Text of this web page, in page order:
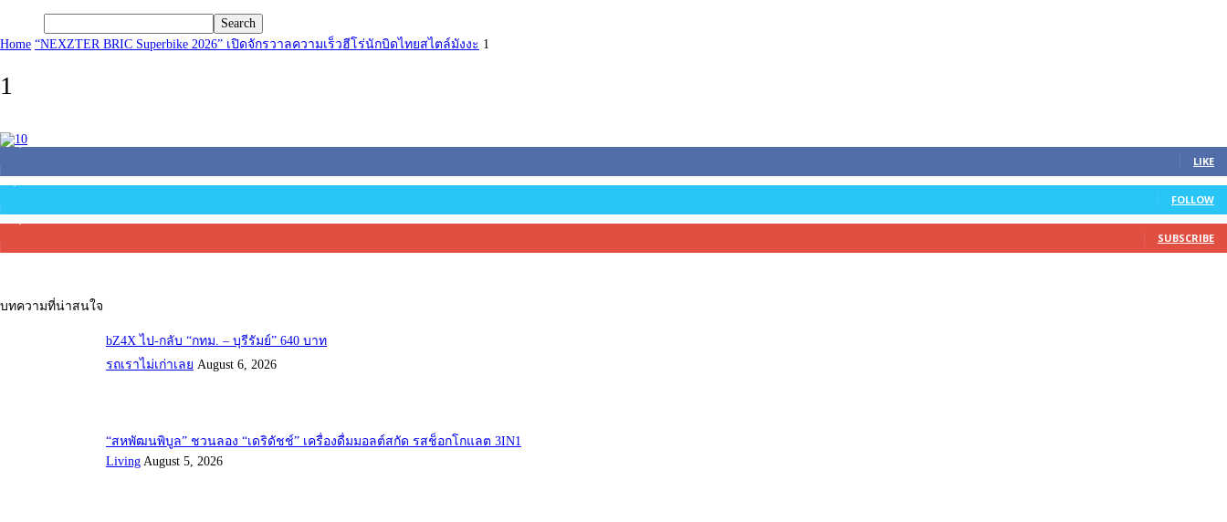
Home “NEXZTER BRIC Superbike 2026” เปิดจักรวาลความเร็วฮีโร่นักบิดไทยสไตล์มังงะ 1
1
45,305
LIKE
2,754 Followers
FOLLOW
27,500 Subscribers
SUBSCRIBE
บทความที่น่าสนใจ
bZ4X ไป-กลับ “กทม. – บุรีรัมย์” 640 บาท
รถเราไม่เก่าเลย August 6, 2026
“สหพัฒนพิบูล” ชวนลอง “เดริดัชช์” เครื่องดื่มมอลต์สกัด รสช็อกโกแลต 3IN1
Living August 5, 2026